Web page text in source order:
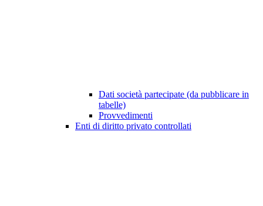
Dati società partecipate (da pubblicare in
tabelle)
Provvedimenti
Enti di diritto privato controllati